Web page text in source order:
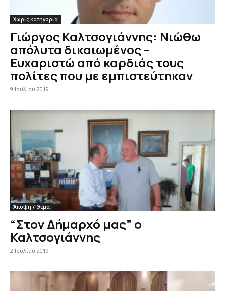
Χωρίς κατηγορία
Γιώργος Καλτσογιάννης: Νιώθω
απόλυτα δικαιωμένος –
Ευχαριστώ από καρδιάς τους
πολίτες που με εμπιστεύτηκαν
9 Ιουλίου 2019
Άποψη / Θέμα
“Στον Δήμαρχό μας” ο
Καλτσογιάννης
2 Ιουλίου 2019